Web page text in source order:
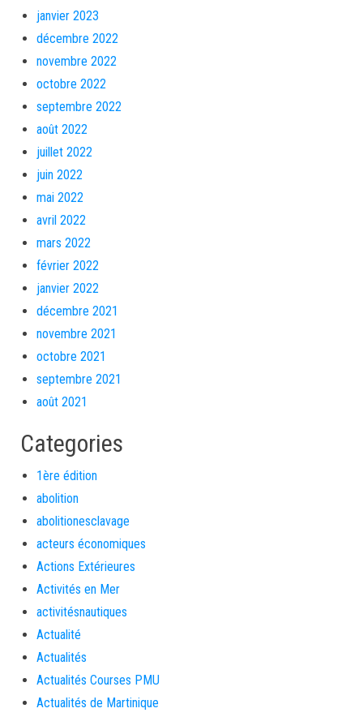
janvier 2023
décembre 2022
novembre 2022
octobre 2022
septembre 2022
août 2022
juillet 2022
juin 2022
mai 2022
avril 2022
mars 2022
février 2022
janvier 2022
décembre 2021
novembre 2021
octobre 2021
septembre 2021
août 2021
Categories
1ère édition
abolition
abolitionesclavage
acteurs économiques
Actions Extérieures
Activités en Mer
activitésnautiques
Actualité
Actualités
Actualités Courses PMU
Actualités de Martinique